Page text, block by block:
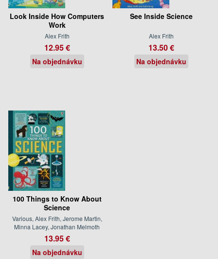
Look Inside How Computers
Work
Alex Frith
12.95 €
Na objednávku
See Inside Science
Alex Frith
13.50 €
Na objednávku
100 Things to Know About
Science
Various, Alex Frith, Jerome Martin,
Minna Lacey, Jonathan Melmoth
13.95 €
Na objednávku